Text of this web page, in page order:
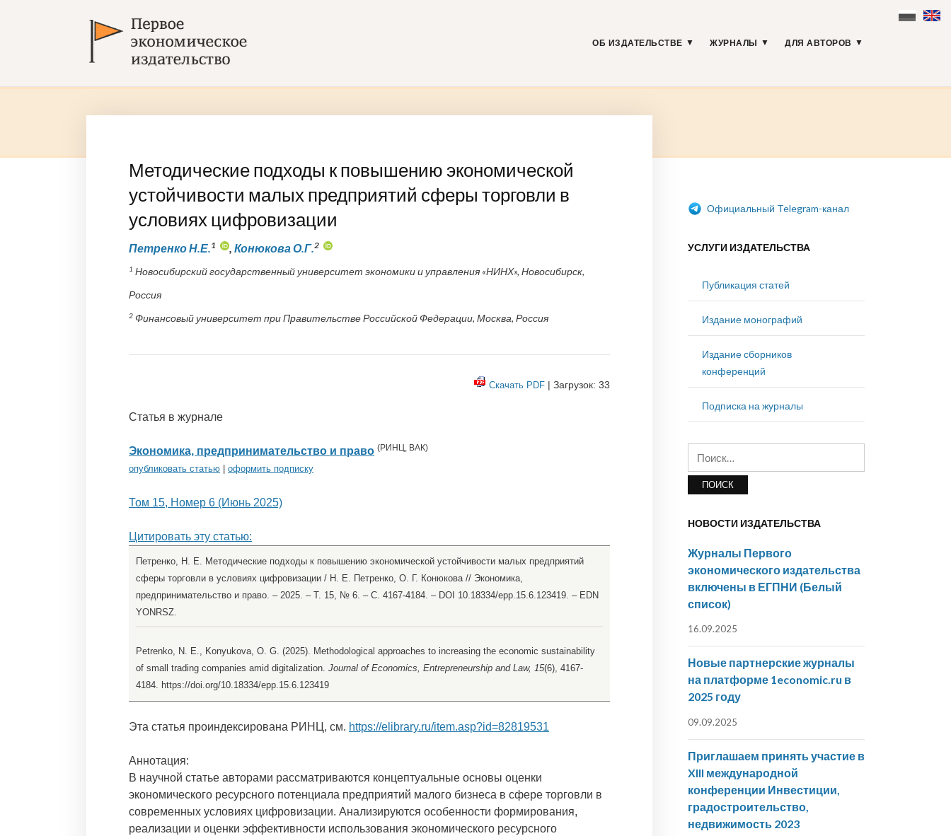
ОБ ИЗДАТЕЛЬСТВЕ ЖУРНАЛЫ ДЛЯ АВТОРОВ
Методические подходы к повышению экономической
устойчивости малых предприятий сферы торговли в
условиях цифровизации
Петренко Н.Е.1 , Конюкова О.Г.2
1 Новосибирский государственный университет экономики и управления «НИНХ», Новосибирск,
Россия
2 Финансовый университет при Правительстве Российской Федерации, Москва, Россия
Скачать PDF | Загрузок: 33
Статья в журнале
Экономика, предпринимательство и право (РИНЦ, ВАК)
опубликовать статью оформить подписку
Том 15, Номер 6 (Июнь 2025)
Цитировать эту статью:
Петренко, Н. Е. Методические подходы к повышению экономической устойчивости малых предприятий
сферы торговли в условиях цифровизации / Н. Е. Петренко, О. Г. Конюкова // Экономика,
предпринимательство и право. – 2025. – Т. 15, № 6. – С. 4167-4184. – DOI 10.18334/epp.15.6.123419. – EDN
YONRSZ.
Petrenko, N. E., Konyukova, O. G. (2025). Methodological approaches to increasing the economic sustainability
of small trading companies amid digitalization. Journal of Economics, Entrepreneurship and Law, 15(6), 4167-
4184. https://doi.org/10.18334/epp.15.6.123419
Эта статья проиндексирована РИНЦ, см. https://elibrary.ru/item.asp?id=82819531
Аннотация:
В научной статье авторами рассматриваются концептуальные основы оценки
экономического ресурсного потенциала предприятий малого бизнеса в сфере торговли в
современных условиях цифровизации. Анализируются особенности формирования,
реализации и оценки эффективности использования экономического ресурсного
Официальный Telegram-канал
УСЛУГИ ИЗДАТЕЛЬСТВА
Публикация статей
Издание монографий
Издание сборников
конференций
Подписка на журналы
НОВОСТИ ИЗДАТЕЛЬСТВА
Журналы Первого
экономического издательства
включены в ЕГПНИ (Белый
список)
16.09.2025
Новые партнерские журналы
на платформе 1economic.ru в
2025 году
09.09.2025
Приглашаем принять участие в
XIII международной
конференции Инвестиции,
градостроительство,
недвижимость 2023